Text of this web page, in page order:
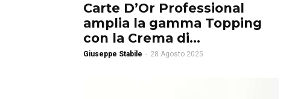
Carte D’Or Professional
amplia la gamma Topping
con la Crema di...
Giuseppe Stabile - 28 Agosto 2025